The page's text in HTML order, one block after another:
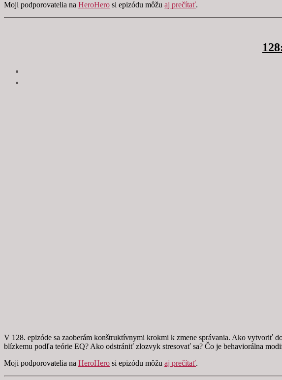
Moji podporovatelia na HeroHero si epizódu môžu aj prečítať.
V 128. epizóde sa zaoberám konštruktívnymi krokmi k zmene správania. Ako vytvoriť
blízkemu podľa teórie EQ? Ako odstrániť zlozvyk stresovať sa? Čo je behaviorálna
Moji podporovatelia na HeroHero si epizódu môžu aj prečítať.